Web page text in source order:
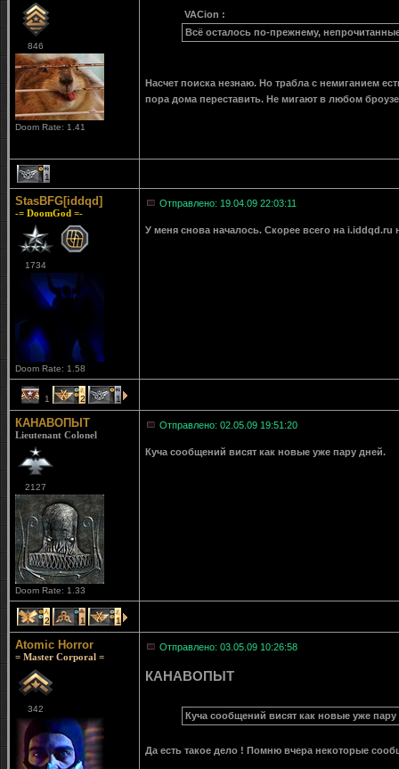
846
Doom Rate: 1.41
VACion :
Всё осталось по-прежнему,
Насчет поиска незнаю. Но трабла с немиганием
пора дома переставить. Не мигают в любом
1
StasBFG[iddqd]
-= DoomGod =-
1734
Doom Rate: 1.58
Отправлено: 19.04.09 22:03:11
У меня снова началось. Скорее всего на i.iddqd.ru
1 2 1
КАНАВОПЫТ
Lieutenant Colonel
2127
Doom Rate: 1.33
Отправлено: 02.05.09 19:51:20
Куча сообщений висят как новые уже пару дней.
2 1 1
Atomic Horror
= Master Corporal =
342
Отправлено: 03.05.09 10:26:58
КАНАВОПЫТ
Куча сообщений висят как новые уже пару
Да есть такое дело ! Помню вчера некоторые